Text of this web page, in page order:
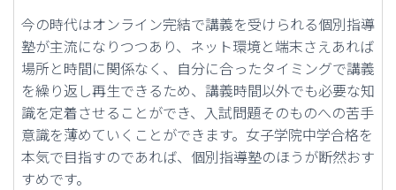
今の時代はオンライン完結で講義を受けられる個別指導
塾が主流になりつつあり、ネット環境と端末さえあれば
場所と時間に関係なく、自分に合ったタイミングで講義
を繰り返し再生できるため、講義時間以外でも必要な知
識を定着させることができ、入試問題そのものへの苦手
意識を薄めていくことができます。女子学院中学合格を
本気で目指すのであれば、個別指導塾のほうが断然おす
すめです。